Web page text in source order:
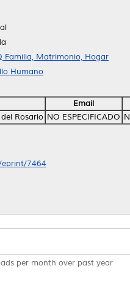
Familia, Matrimonio, Hogar
Humano
Email
Rosario NO ESPECIFICADO
7464
per month over past year